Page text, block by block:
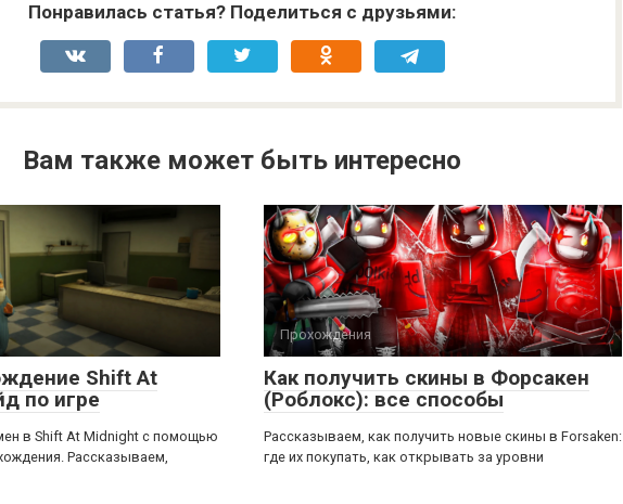
Понравилась статья? Поделиться с друзьями:
Вам также может быть интересно
Shift At
по игре
в Shift At Midnight с помощью
Рассказываем,
Прохождения
Как получить скины в Форсакен
(Роблокс): все способы
Рассказываем, как получить новые скины в Forsaken:
где их покупать, как открывать за уровни